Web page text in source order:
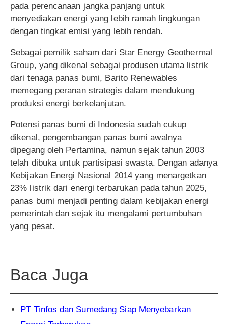
pada perencanaan jangka panjang untuk
menyediakan energi yang lebih ramah lingkungan
dengan tingkat emisi yang lebih rendah.
Sebagai pemilik saham dari Star Energy Geothermal
Group, yang dikenal sebagai produsen utama listrik
dari tenaga panas bumi, Barito Renewables
memegang peranan strategis dalam mendukung
produksi energi berkelanjutan.
Potensi panas bumi di Indonesia sudah cukup
dikenal, pengembangan panas bumi awalnya
dipegang oleh Pertamina, namun sejak tahun 2003
telah dibuka untuk partisipasi swasta. Dengan adanya
Kebijakan Energi Nasional 2014 yang menargetkan
23% listrik dari energi terbarukan pada tahun 2025,
panas bumi menjadi penting dalam kebijakan energi
pemerintah dan sejak itu mengalami pertumbuhan
yang pesat.
Baca Juga
PT Tinfos dan Sumedang Siap Menyebarkan